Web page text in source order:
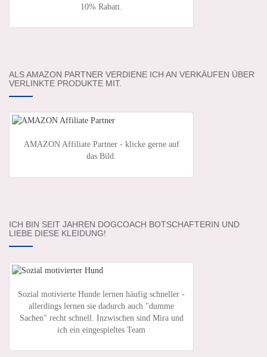
10% Rabatt.
ALS AMAZON PARTNER VERDIENE ICH AN VERKÄUFEN ÜBER
VERLINKTE PRODUKTE MIT.
AMAZON Affiliate Partner - klicke gerne auf
das Bild.
ICH BIN SEIT JAHREN DOGCOACH BOTSCHAFTERIN UND
LIEBE DIESE KLEIDUNG!
Sozial motivierte Hunde lernen häufig schneller -
allerdings lernen sie dadurch auch "dumme
Sachen" recht schnell. Inzwischen sind Mira und
ich ein eingespieltes Team